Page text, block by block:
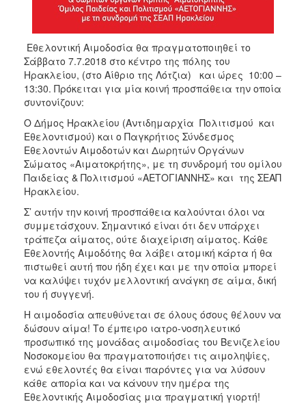
Εθελοντική Αιμοδοσία θα πραγματοποιηθεί το
Σάββατο 7.7.2018 στο κέντρο της πόλης του
Ηρακλείου, (στο Αίθριο της Λότζια) και ώρες 10:00 –
13:30. Πρόκειται για μία κοινή προσπάθεια την οποία
συντονίζουν:
O Δήμος Ηρακλείου (Αντιδημαρχία Πολιτισμού και
Εθελοντισμού) και ο Παγκρήτιος Σύνδεσμος
Εθελοντών Αιμοδοτών και Δωρητών Οργάνων
Σώματος «Αιματοκρήτης», με τη συνδρομή του ομίλου
Παιδείας & Πολιτισμού «ΑΕΤΟΓΙΑΝΝΗΣ» και της ΣΕΑΠ
Ηρακλείου.
Σ’ αυτήν την κοινή προσπάθεια καλούνται όλοι να
συμμετάσχουν. Σημαντικό είναι ότι δεν υπάρχει
τράπεζα αίματος, ούτε διαχείριση αίματος. Κάθε
Εθελοντής Αιμοδότης θα λάβει ατομική κάρτα ή θα
πιστωθεί αυτή που ήδη έχει και με την οποία μπορεί
να καλύψει τυχόν μελλοντική ανάγκη σε αίμα, δική
του ή συγγενή.
Η αιμοδοσία απευθύνεται σε όλους όσους θέλουν να
δώσουν αίμα! Το έμπειρο ιατρο-νοσηλευτικό
προσωπικό της μονάδας αιμοδοσίας του Βενιζελείου
Νοσοκομείου θα πραγματοποιήσει τις αιμοληψίες,
ενώ εθελοντές θα είναι παρόντες για να λύσουν
κάθε απορία και να κάνουν την ημέρα της
Εθελοντικής Αιμοδοσίας μια πραγματική γιορτή!